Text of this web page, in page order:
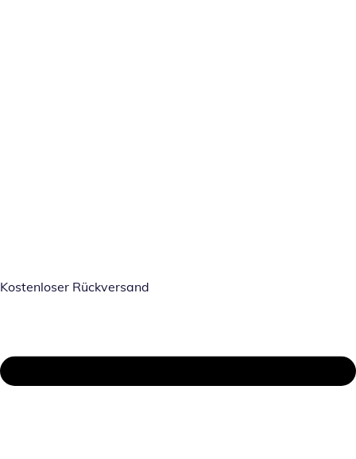
Kostenloser Rückversand